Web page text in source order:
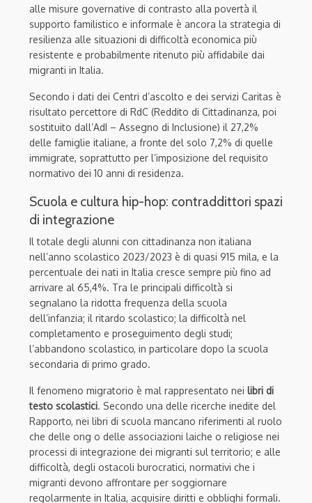
alle misure governative di contrasto alla povertà il
supporto familistico e informale è ancora la strategia di
resilienza alle situazioni di difficoltà economica più
resistente e probabilmente ritenuto più affidabile dai
migranti in Italia.
Secondo i dati dei Centri d’ascolto e dei servizi Caritas è
risultato percettore di RdC (Reddito di Cittadinanza, poi
sostituito dall’AdI – Assegno di Inclusione) il 27,2%
delle famiglie italiane, a fronte del solo 7,2% di quelle
immigrate, soprattutto per l’imposizione del requisito
normativo dei 10 anni di residenza.
Scuola e cultura hip-hop: contraddittori spazi
di integrazione
Il totale degli alunni con cittadinanza non italiana
nell’anno scolastico 2023/2023 è di quasi 915 mila, e la
percentuale dei nati in Italia cresce sempre più fino ad
arrivare al 65,4%. Tra le principali difficoltà si
segnalano la ridotta frequenza della scuola
dell’infanzia; il ritardo scolastico; la difficoltà nel
completamento e proseguimento degli studi;
l’abbandono scolastico, in particolare dopo la scuola
secondaria di primo grado.
Il fenomeno migratorio è mal rappresentato nei libri di
testo scolastici. Secondo una delle ricerche inedite del
Rapporto, nei libri di scuola mancano riferimenti al ruolo
che delle ong o delle associazioni laiche o religiose nei
processi di integrazione dei migranti sul territorio; e alle
difficoltà, degli ostacoli burocratici, normativi che i
migranti devono affrontare per soggiornare
regolarmente in Italia, acquisire diritti e obblighi formali.